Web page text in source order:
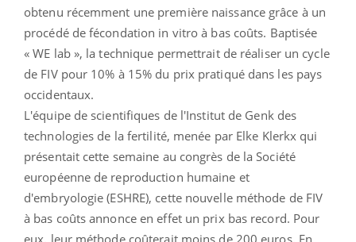
obtenu récemment une première naissance grâce à un
procédé de fécondation in vitro à bas coûts. Baptisée
« WE lab », la technique permettrait de réaliser un cycle
de FIVpour 10% à 15% du prix pratiqué dans les pays
occidentaux.
L'équipe de scientifiques de l'Institut de Genk des
technologies de la fertilité, menée par Elke Klerkx qui
présentait cette semaine au congrès de la Société
européenne de reproduction humaine et
d'embryologie (ESHRE), cette nouvelle méthode de FIV
à bas coûts annonce en effet un prix bas record. Pour
eux, leur méthode coûterait moins de 200 euros. En